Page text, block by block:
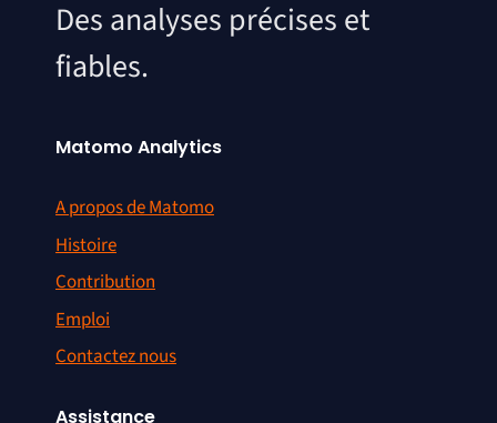
Des analyses précises et
fiables.
Matomo Analytics
A propos de Matomo
Histoire
Contribution
Emploi
Contactez nous
Assistance